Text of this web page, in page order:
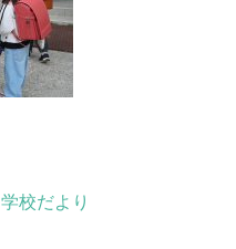
学校だより